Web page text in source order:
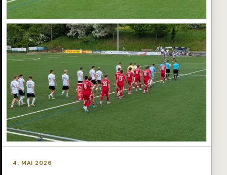
4. MAI 2026